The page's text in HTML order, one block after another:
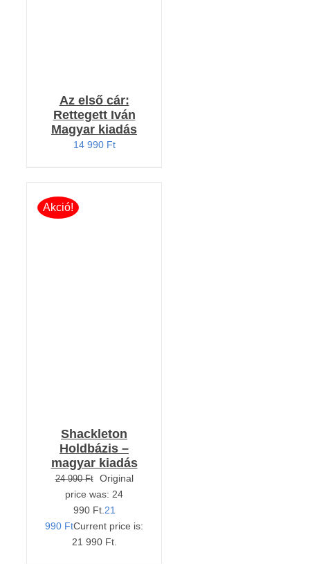
Az első cár:
Rettegett Iván
Magyar kiadás
14 990 Ft
Akció!
Shackleton
Holdbázis –
magyar kiadás
24 990Ft
Original
price was: 24
990 Ft. 21
990 FtCurrent price is:
21 990 Ft.